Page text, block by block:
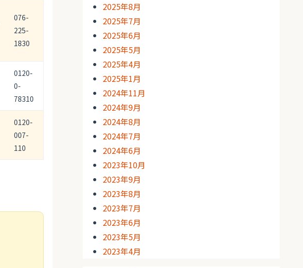
076-
225-
1830
0120-
0-
78310
0120-
007-
110
2025年8月
2025年7月
2025年6月
2025年5月
2025年4月
2025年1月
2024年11月
2024年9月
2024年8月
2024年7月
2024年6月
2023年10月
2023年9月
2023年8月
2023年7月
2023年6月
2023年5月
2023年4月